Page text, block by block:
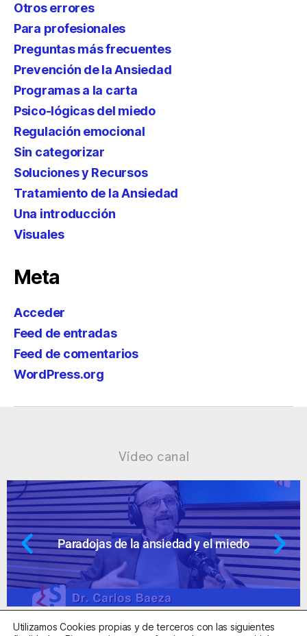
Otros errores
Para profesionales
Preguntas más frecuentes
Prevención de la Ansiedad
Programas a la carta
Psico-lógicas del miedo
Regulación emocional
Sin categorizar
Soluciones y Recursos
Tratamiento de la Ansiedad
Una introducción
Visuales
Meta
Acceder
Feed de entradas
Feed de comentarios
WordPress.org
Vídeo canal
ansiedad y el miedo Ansiedad:
Utilizamos Cookies propias y de terceros con las siguientes